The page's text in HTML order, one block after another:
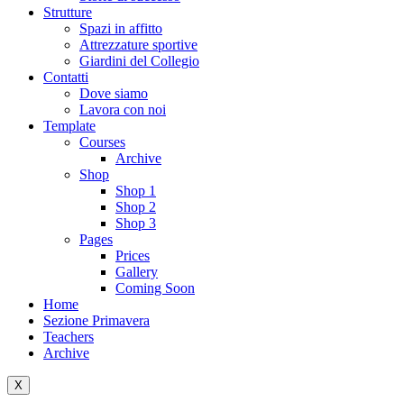
Strutture
Spazi in affitto
Attrezzature sportive
Giardini del Collegio
Contatti
Dove siamo
Lavora con noi
Template
Courses
Archive
Shop
Shop 1
Shop 2
Shop 3
Pages
Prices
Gallery
Coming Soon
Home
Sezione Primavera
Teachers
Archive
X